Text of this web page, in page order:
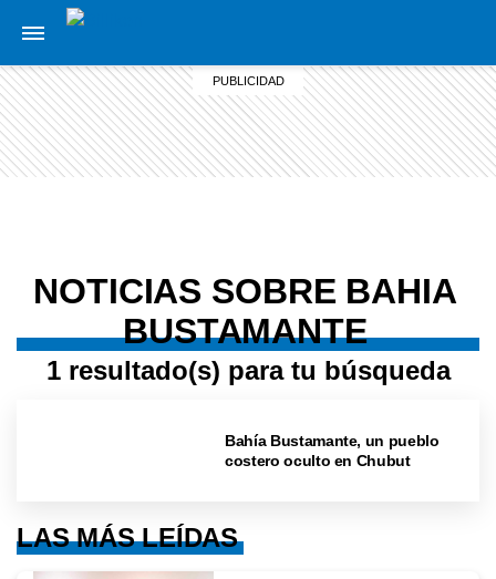
NOTICIAS SOBRE BAHIA
BUSTAMANTE
1 resultado(s) para tu búsqueda
Bahía Bustamante, un pueblo
costero oculto en Chubut
LAS MÁS LEÍDAS